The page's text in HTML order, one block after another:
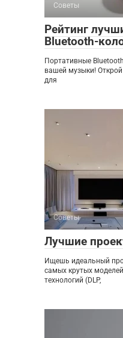
Советы
Рейтинг
Bluetooth-
Портативные
вашей музыки!
для
Советы
Лучшие
Ищешь идеальный
самых крутых
технологий (DLP,